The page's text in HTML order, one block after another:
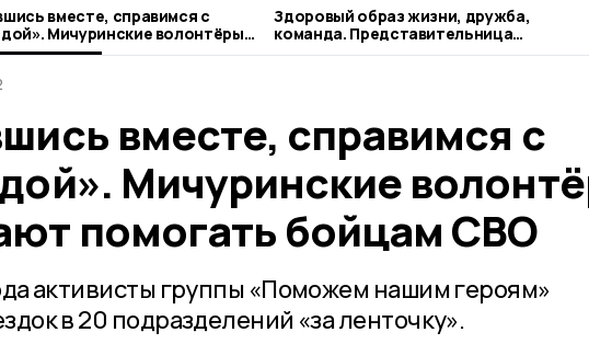
вместе, справимся с
Мичуринские волонтёры
помогать бойцам СВО
Здоровый образ жизни, дружба,
команда. Представительница
наукограда рассказывает о своих
вместе, справимся с
Мичуринские
помогать бойцам СВО
активисты группы «Поможем нашим героям»
в 20 подразделений «за ленточку».